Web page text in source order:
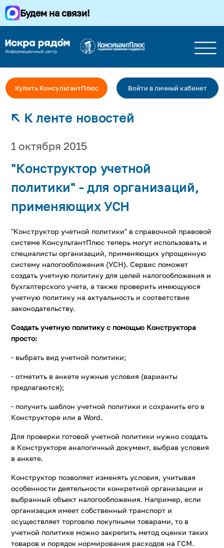
Будем на связи!
Купить КонсультантПлюс Войти в личный кабинет
↖ К ленте новостей
1 октября 2015
"Конструктор учетной
политики" - для организаций,
применяющих УСН
"Конструктор учетной политики" в справочной правовой
системе КонсультантПлюс теперь могут использовать и
специалисты организаций, применяющих упрощенную
систему налогообложения (УСН). Сервис поможет
создать учетную политику для целей налогообложения и
бухгалтерского учета, а также проверить имеющуюся
учетную политику на актуальность и соответствие
законодательству.
Создать учетную политику с помощью Конструктора
просто:
- выбрать вид учетной политики;
- отметить в анкете нужные условия (варианты
предлагаются);
- получить шаблон учетной политики и сохранить его в
Конструкторе или в Word.
Для проверки готовой учетной политики нужно создать
в Конструкторе аналогичный документ, выбрав условия
в анкете.
Конструктор позволяет изменять условия, учитывая
особенности деятельности конкретной организации и
выбранный объект налогообложения. Например, если
организация имеет собственный транспорт и
осуществляет торговлю покупными товарами, то в
учетной политике можно закрепить метод оценки таких
товаров и порядок нормирования расходов на ГСМ.